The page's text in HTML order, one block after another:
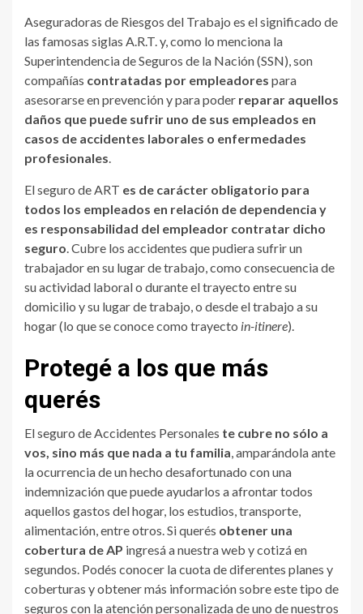
Aseguradoras de Riesgos del Trabajo es el significado de
las famosas siglas A.R.T. y, como lo menciona la
Superintendencia de Seguros de la Nación (SSN), son
compañías contratadas por empleadores para
asesorarse en prevención y para poder reparar aquellos
daños que puede sufrir uno de sus empleados en
casos de accidentes laborales o enfermedades
profesionales.
El seguro de ART es de carácter obligatorio para
todos los empleados en relación de dependencia y
es responsabilidad del empleador contratar dicho
seguro. Cubre los accidentes que pudiera sufrir un
trabajador en su lugar de trabajo, como consecuencia de
su actividad laboral o durante el trayecto entre su
domicilio y su lugar de trabajo, o desde el trabajo a su
hogar (lo que se conoce como trayecto in-itinere).
Protegé a los que más
querés
El seguro de Accidentes Personales te cubre no sólo a
vos, sino más que nada a tu familia, amparándola ante
la ocurrencia de un hecho desafortunado con una
indemnización que puede ayudarlos a afrontar todos
aquellos gastos del hogar, los estudios, transporte,
alimentación, entre otros. Si querés obtener una
cobertura de AP ingresá a nuestra web y cotizá en
segundos. Podés conocer la cuota de diferentes planes y
coberturas y obtener más información sobre este tipo de
seguros con la atención personalizada de uno de nuestros